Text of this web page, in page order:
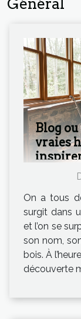
Blog
vraies
On a tous
surgit dans
et l’on se
son nom,
bois. À
découverte